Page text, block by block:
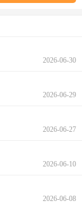
2026-06-30
2026-06-29
2026-06-27
2026-06-10
2026-06-08